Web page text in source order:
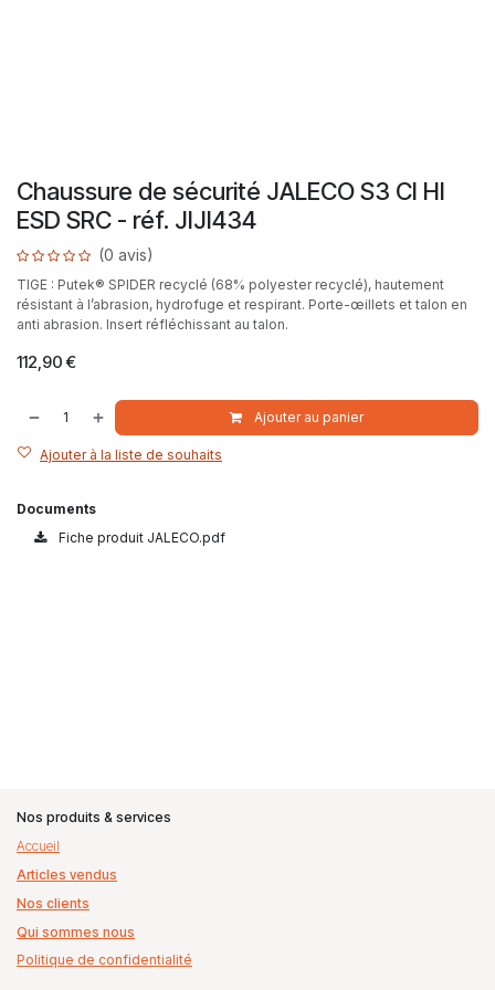
Chaussure de sécurité JALECO S3 CI HI
ESD SRC - réf. JIJI434
(0 avis)
TIGE : Putek® SPIDER recyclé (68% polyester recyclé), hautement
résistant à l’abrasion, hydrofuge et respirant. Porte-œillets et talon en
anti abrasion. Insert réfléchissant au talon.
112,90€
Ajouter au panier
Ajouter à la liste de souhaits
Documents
Fiche produit JALECO.pdf
Nos produits & services
Accueil
Articles vendus
Nos clients
Qui sommes nous
Politique de confidentialité